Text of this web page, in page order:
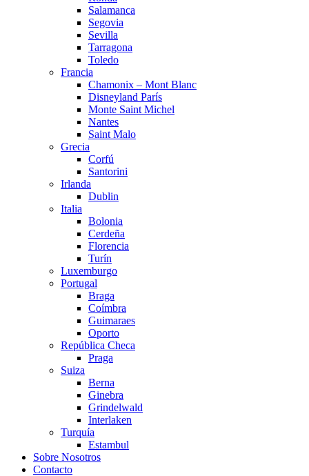
Salamanca
Segovia
Sevilla
Tarragona
Toledo
Francia
Chamonix – Mont Blanc
Disneyland París
Monte Saint Michel
Nantes
Saint Malo
Grecia
Corfú
Santorini
Irlanda
Dublin
Italia
Bolonia
Cerdeña
Florencia
Turín
Luxemburgo
Portugal
Braga
Coímbra
Guimaraes
Oporto
República Checa
Praga
Suiza
Berna
Ginebra
Grindelwald
Interlaken
Turquía
Estambul
Sobre Nosotros
Contacto